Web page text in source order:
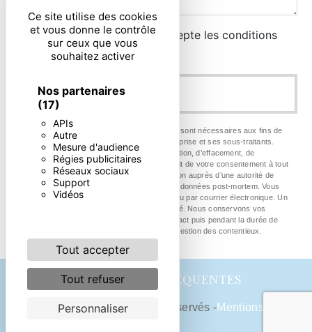
Ce site utilise des cookies
et vous donne le contrôle
sur ceux que vous
souhaitez activer
Nos partenaires
(17)
APIs
Autre
Mesure d'audience
Régies publicitaires
Réseaux sociaux
Support
Vidéos
Tout accepter
Tout refuser
Personnaliser
En cochant cette case, j'accepte les conditions
particulières ci-dessous **
** Les données personnelles communiquées sont nécessaires aux fins de
vous contacter. Elles sont destinées à l'entreprise et ses sous-traitants.
Vous disposez de droits d’accès, de rectification, d’effacement, de
portabilité, de limitation, d’opposition, de retrait de votre consentement à tout
moment et du droit d’introduire une réclamation auprès d’une autorité de
contrôle, ainsi que d’organiser le sort de vos données post-mortem. Vous
pouvez exercer ces droits par voie postale ou par courrier électronique. Un
justificatif d'identité pourra vous être demandé. Nous conservons vos
données pendant la période de prise de contact puis pendant la durée de
prescription légale aux fins probatoire et de gestion des contentieux.
RECHERCHES FRÉQUENTES
Vistalid- 2026 - Tous droits réservés -Mentions